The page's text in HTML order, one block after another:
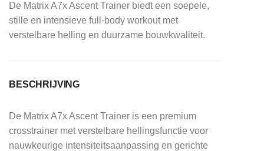
De Matrix A7x Ascent Trainer biedt een soepele,
stille en intensieve full-body workout met
verstelbare helling en duurzame bouwkwaliteit.
BESCHRIJVING
De Matrix A7x Ascent Trainer is een premium
crosstrainer met verstelbare hellingsfunctie voor
nauwkeurige intensiteitsaanpassing en gerichte